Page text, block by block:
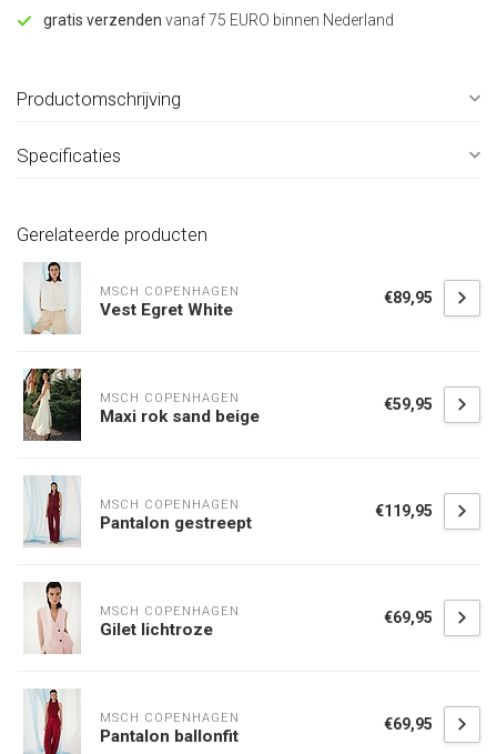
gratis verzenden vanaf 75 EURO binnen Nederland
Productomschrijving
Specificaties
Gerelateerde producten
MSCH COPENHAGEN
Vest Egret White
€89,95
MSCH COPENHAGEN
Maxi rok sand beige
€59,95
MSCH COPENHAGEN
Pantalon gestreept
€119,95
MSCH COPENHAGEN
Gilet lichtroze
€69,95
MSCH COPENHAGEN
Pantalon ballonfit
€69,95